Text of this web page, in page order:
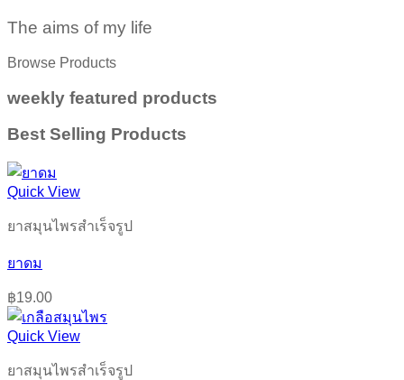
The aims of my life
Browse Products
weekly featured products
Best Selling Products
Quick View
ยาสมุนไพรสำเร็จรูป
ยาดม
฿19.00
Quick View
ยาสมุนไพรสำเร็จรูป